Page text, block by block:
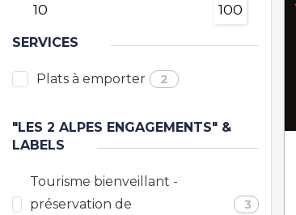
10 100
SERVICES
Plats à emporter 2
"LES 2 ALPES ENGAGEMENTS" &
LABELS
Tourisme bienveillant -
préservation de
3